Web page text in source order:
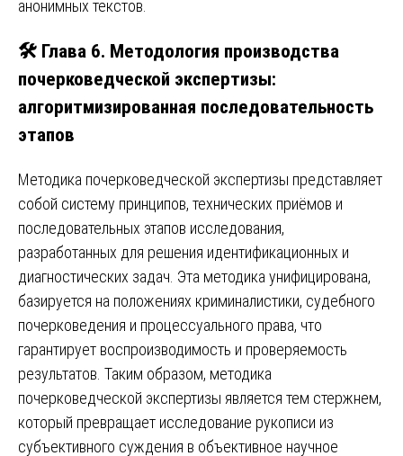
анонимных текстов.
🛠️ Глава 6. Методология производства
почерковедческой экспертизы:
алгоритмизированная последовательность
этапов
Методика почерковедческой экспертизы представляет
собой систему принципов, технических приёмов и
последовательных этапов исследования,
разработанных для решения идентификационных и
диагностических задач. Эта методика унифицирована,
базируется на положениях криминалистики, судебного
почерковедения и процессуального права, что
гарантирует воспроизводимость и проверяемость
результатов. Таким образом, методика
почерковедческой экспертизы является тем стержнем,
который превращает исследование рукописи из
субъективного суждения в объективное научное